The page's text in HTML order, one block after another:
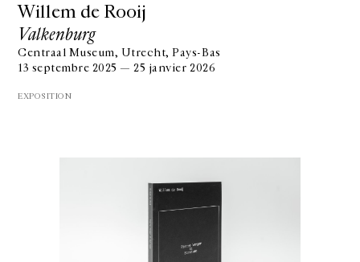
Willem de Rooij
Valkenburg
Centraal Museum, Utrecht, Pays-Bas
13 septembre 2025 — 25 janvier 2026
EXPOSITION